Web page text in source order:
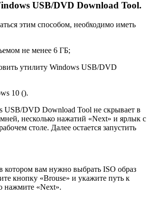
USB/DVD Download Tool.
этим способом, необходимо иметь
не менее 6 ГБ;
утилиту Windows USB/DVD
10 ().
USB/DVD Download Tool не скрывает в
несколько нажатий «Next» и ярлык с
столе. Далее остается запустить
котором вам нужно выбрать ISO образ
кнопку «Brouse» и укажите путь к
нажмите «Next».